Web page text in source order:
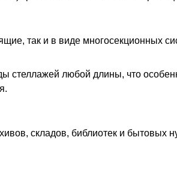
так и в виде многосекционных
стеллажей любой длины, что
складов, библиотек и бытовых